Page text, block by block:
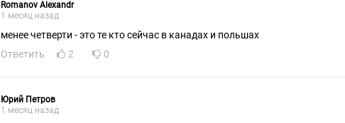
Romanov Alexandr
1 месяц назад
менее четверти - это те кто сейчас в канадах и польшах
Ответить
2 0
Юрий Петров
1 месяц назад